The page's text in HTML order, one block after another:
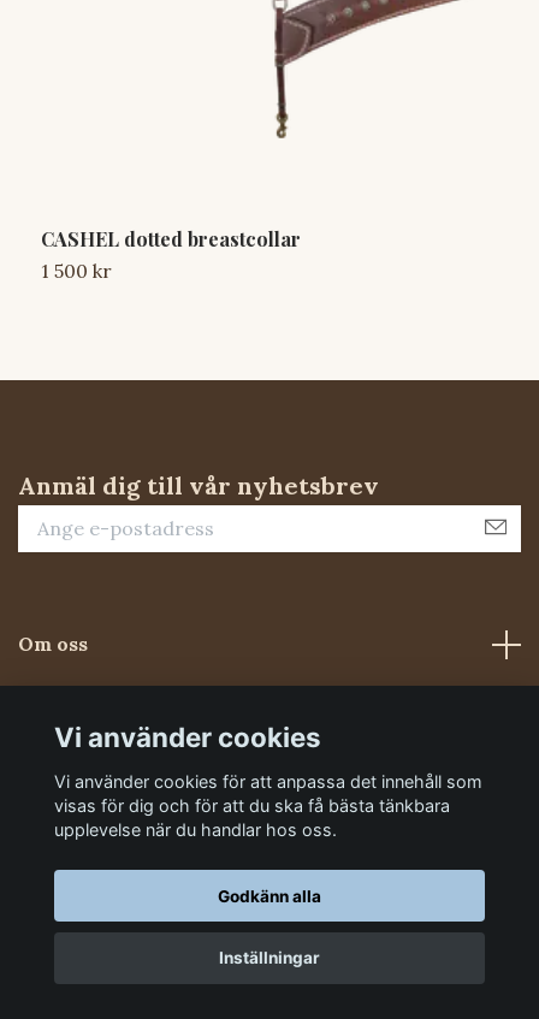
CASHEL dotted breastcollar
1 500 kr
Anmäl dig till vår nyhetsbrev
Om oss
Sociala medier
© 2026 Foderluckan
Vi använder cookies
Vi använder cookies för att anpassa det innehåll som
visas för dig och för att du ska få bästa tänkbara
upplevelse när du handlar hos oss.
Godkänn alla
Inställningar